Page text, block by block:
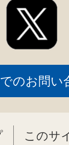
のお問い
このサ